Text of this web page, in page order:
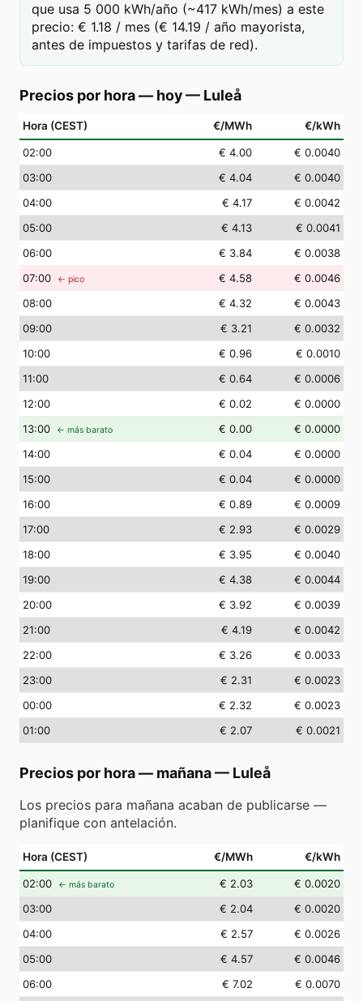
que usa 5 000 kWh/año (~417 kWh/mes) a este
precio: € 1.18 / mes (€ 14.19 / año mayorista,
antes de impuestos y tarifas de red).
Precios por hora — hoy— Luleå
Hora (CEST) €/MWh €/kWh
02:00 € 4.00
€ 0.0040
03:00 € 4.04
€ 0.0040
04:00 € 4.17
€ 0.0042
05:00 € 4.13
€ 0.0041
06:00 € 3.84
€ 0.0038
07:00 ← pico € 4.58
€ 0.0046
08:00 € 4.32
€ 0.0043
09:00 € 3.21
€ 0.0032
10:00 € 0.96
€ 0.0010
11:00 € 0.64
€ 0.0006
12:00 € 0.02
€ 0.0000
13:00 ← más barato € 0.00
€ 0.0000
14:00 € 0.04
€ 0.0000
15:00 € 0.04
€ 0.0000
16:00 € 0.89
€ 0.0009
17:00 € 2.93
€ 0.0029
18:00 € 3.95
€ 0.0040
19:00 € 4.38
€ 0.0044
20:00 € 3.92
€ 0.0039
21:00 € 4.19
€ 0.0042
22:00 € 3.26
€ 0.0033
23:00 € 2.31
€ 0.0023
00:00 € 2.32
€ 0.0023
01:00 € 2.07 € 0.0021
Precios por hora — mañana— Luleå
Los precios para mañana acaban de publicarse —
planifique con antelación.
Hora (CEST) €/MWh €/kWh
02:00 ← más barato € 2.03
€ 0.0020
03:00 € 2.04
€ 0.0020
04:00 € 2.57
€ 0.0026
05:00 € 4.57
€ 0.0046
06:00 € 7.02
€ 0.0070